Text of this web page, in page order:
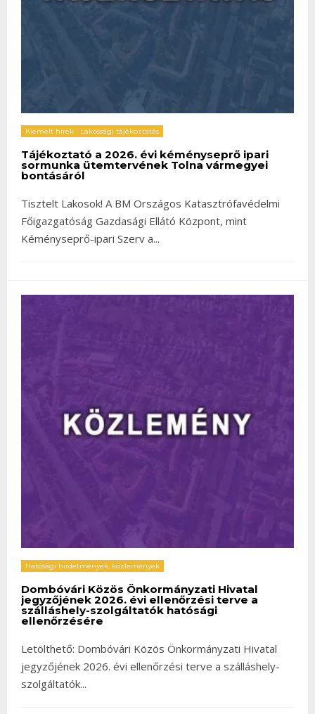
Kiemelt hírek • Lakossági tájékoztatás
Tájékoztató a 2026. évi kéményseprő ipari
sormunka ütemtervének Tolna vármegyei
bontásáról
Tisztelt Lakosok! A BM Országos Katasztrófavédelmi
Főigazgatóság Gazdasági Ellátó Központ, mint
Kéményseprő-ipari Szerv a...
Hatósági hirdetmények, közlemények
Dombóvári Közös Önkormányzati Hivatal
jegyzőjének 2026. évi ellenőrzési terve a
szálláshely-szolgáltatók hatósági
ellenőrzésére
Letölthető: Dombóvári Közös Önkormányzati Hivatal
jegyzőjének 2026. évi ellenőrzési terve a szálláshely-
szolgáltatók...